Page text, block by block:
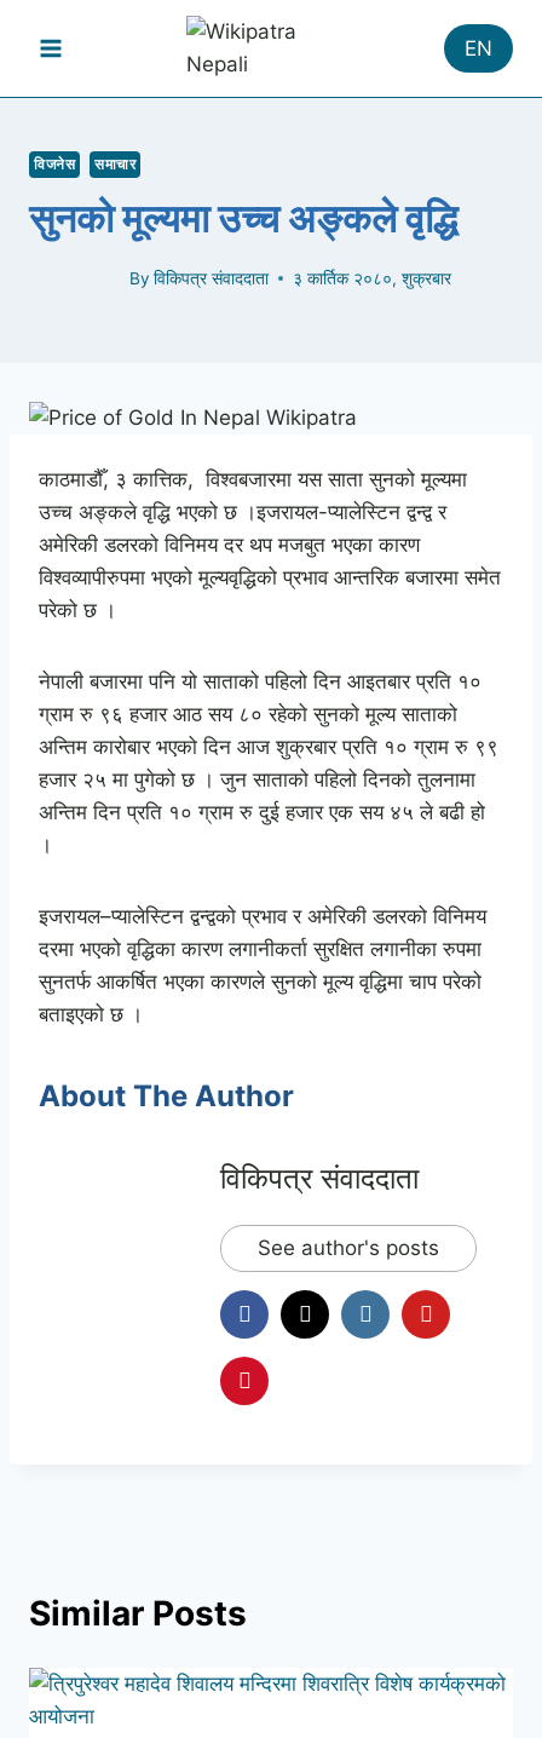
EN
विजनेस समाचार
सुनको मूल्यमा उच्च अङ्कले वृद्धि
By विकिपत्र संवाददाता ३ कार्तिक २०८०, शुक्रबार
काठमाडौँ, ३ कात्तिक, विश्वबजारमा यस साता सुनको मूल्यमा
उच्च अङ्कले वृद्धि भएको छ ।इजरायल-प्यालेस्टिन द्वन्द्व र
अमेरिकी डलरको विनिमय दर थप मजबुत भएका कारण
विश्वव्यापीरुपमा भएको मूल्यवृद्धिको प्रभाव आन्तरिक बजारमा समेत
परेको छ ।
नेपाली बजारमा पनि यो साताको पहिलो दिन आइतबार प्रति १०
ग्राम रु ९६ हजार आठ सय ८० रहेको सुनको मूल्य साताको
अन्तिम कारोबार भएको दिन आज शुक्रबार प्रति १० ग्राम रु ९९
हजार २५ मा पुगेको छ । जुन साताको पहिलो दिनको तुलनामा
अन्तिम दिन प्रति १० ग्राम रु दुई हजार एक सय ४५ ले बढी हो
।
इजरायल–प्यालेस्टिन द्वन्द्वको प्रभाव र अमेरिकी डलरको विनिमय
दरमा भएको वृद्धिका कारण लगानीकर्ता सुरक्षित लगानीका रुपमा
सुनतर्फ आकर्षित भएका कारणले सुनको मूल्य वृद्धिमा चाप परेको
बताइएको छ ।
About The Author
विकिपत्र संवाददाता
See author's posts
Similar Posts